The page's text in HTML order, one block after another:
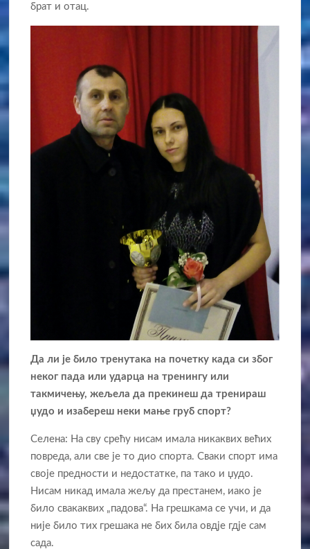
брат и отац.
Да ли је било тренутака на почетку када си због
неког пада или ударца на тренингу или
такмичењу, жељела да прекинеш да тренираш
џудо и изабереш неки мање груб спорт?
Селена: На сву срећу нисам имала никаквих већих
повреда, али све је то дио спорта. Сваки спорт има
своје предности и недостатке, па тако и џудо.
Нисам никад имала жељу да престанем, иако је
било свакаквих „падова“. На грешкама се учи, и да
није било тих грешака не бих била овдје гдје сам
сада.